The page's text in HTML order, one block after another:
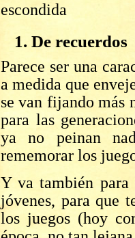
escondida
1. De recuerdos
Parece ser una
a medida que
se van fijando más
para las
ya no peinan
rememorar los
Y va también para
jóvenes, para que
los juegos (hoy